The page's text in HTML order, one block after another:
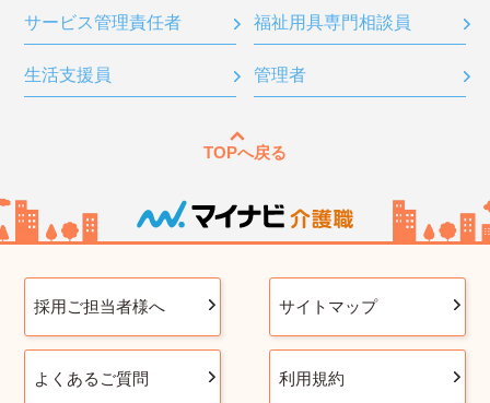
サービス管理責任者 福祉用具専門相談員
生活支援員 管理者
TOPへ戻る
採用ご担当者様へ サイトマップ
よくあるご質問 利用規約